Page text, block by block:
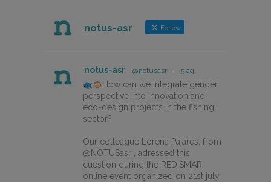
notus-asr Follow
notus-asr @notusasr · 5 ag.
How can we integrate gender
perspective into innovation and
eco-design projects in the fishing
sector?
Our colleague Lorena Pajares, from
@NOTUSasr , adressed this
cuestion during the REDISMAR
online event organized on 21st july